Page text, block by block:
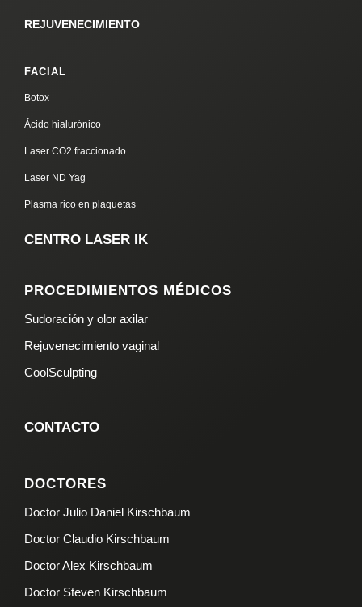
REJUVENECIMIENTO
FACIAL
Botox
Ácido hialurónico
Laser CO2 fraccionado
Laser ND Yag
Plasma rico en plaquetas
CENTRO LASER IK
PROCEDIMIENTOS MÉDICOS
Sudoración y olor axilar
Rejuvenecimiento vaginal
CoolSculpting
CONTACTO
DOCTORES
Doctor Julio Daniel Kirschbaum
Doctor Claudio Kirschbaum
Doctor Alex Kirschbaum
Doctor Steven Kirschbaum